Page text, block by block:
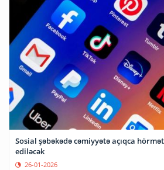
Sosial şəbəkədə cəmiyyətə açıqca
ediləcək
26-01-2026